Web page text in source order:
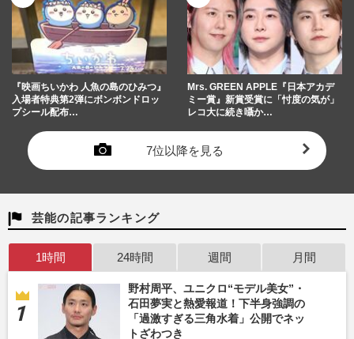
『映画ちいかわ 人魚の島のひみつ』
入場者特典第2弾にボンボンドロッ
プシール配布…
Mrs. GREEN APPLE『日本アカデ
ミー賞』新賞受賞に「忖度の気が」
レコ大に続き囁か…
7位以降を見る
芸能の記事ランキング
1時間 24時間 週間 月間
野村周平、ユニクロ“モデル美女”・
石田夢実と熱愛報道！下半身強調の
「過激すぎる三角水着」公開でネッ
トざわつき